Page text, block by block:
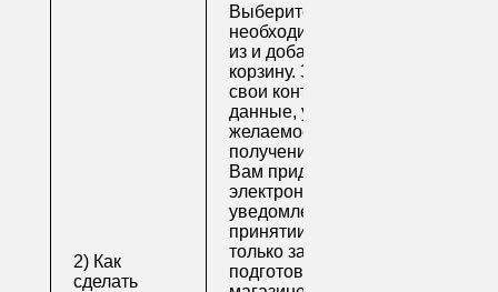
2) Как
сделать
Выберите
необходимые товары
из и добавьте их в
корзину. Заполните
свои контактные
данные, укажите
желаемое время
получения заказа.
Вам придет по
электронной почте
уведомление о
принятии заказа. Как
только заказ
подготовят в